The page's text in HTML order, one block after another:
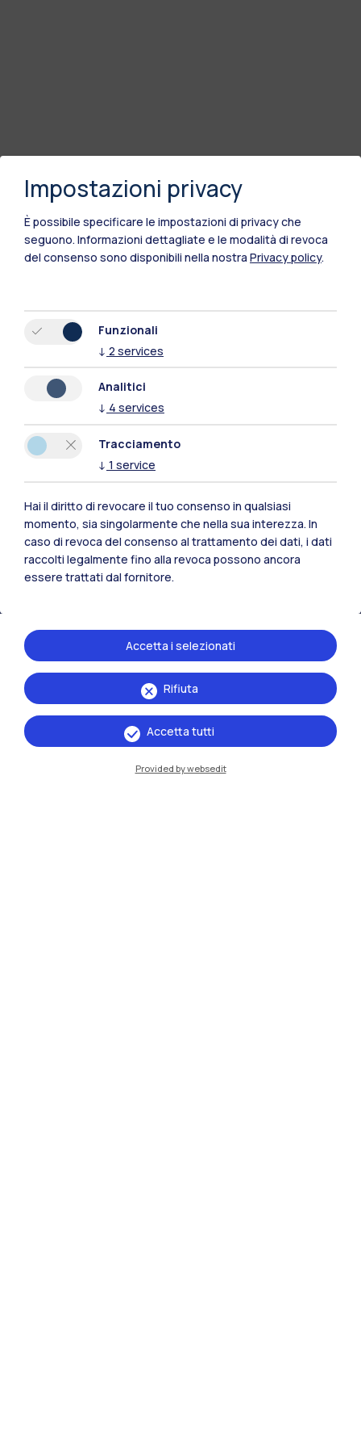
Polimi Community
Tutti i siti dell’ecosistema
Residenze Frontiere
Impostazioni privacy
È possibile specificare le impostazioni di privacy che
seguono. Informazioni dettagliate e le modalità di revoca
del consenso sono disponibili nella nostra Privacy policy.
Funzionali
↓ 2 services
Analitici
↓ 4 services
Tracciamento
↓ 1 service
Hai il diritto di revocare il tuo consenso in qualsiasi
momento, sia singolarmente che nella sua interezza. In
caso di revoca del consenso al trattamento dei dati, i dati
raccolti legalmente fino alla revoca possono ancora
essere trattati dal fornitore.
Rifiuta
Accetta i selezionati
Accetta tutti
Provided by websedit